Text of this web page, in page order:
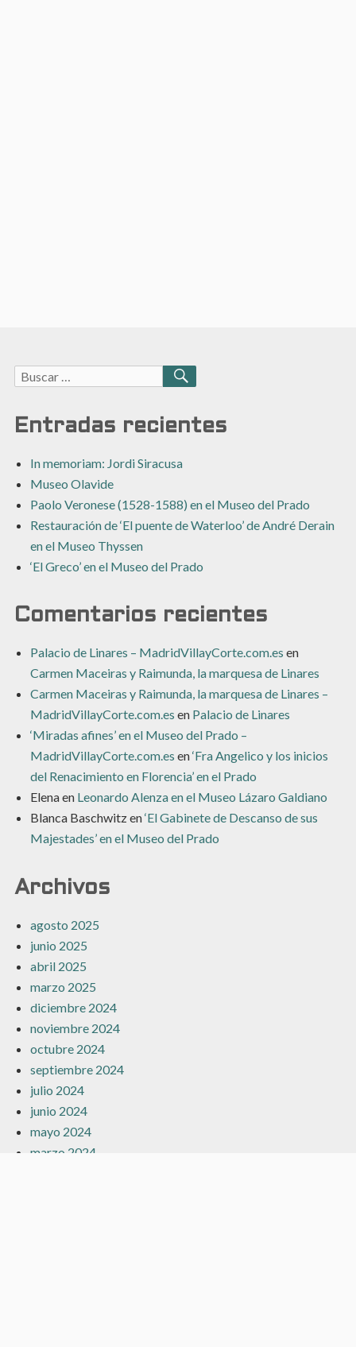
Buscar:
BUSCAR
Entradas recientes
In memoriam: Jordi Siracusa
Museo Olavide
Paolo Veronese (1528-1588) en el Museo del Prado
Restauración de ‘El puente de Waterloo’ de André Derain
en el Museo Thyssen
‘El Greco’ en el Museo del Prado
Comentarios recientes
Palacio de Linares – MadridVillayCorte.com.es en
Carmen Maceiras y Raimunda, la marquesa de Linares
Carmen Maceiras y Raimunda, la marquesa de Linares –
MadridVillayCorte.com.es en Palacio de Linares
‘Miradas afines’ en el Museo del Prado –
MadridVillayCorte.com.es en‘Fra Angelico y los inicios
del Renacimiento en Florencia’ en el Prado
Elenaen Leonardo Alenza en el Museo Lázaro Galdiano
Blanca Baschwitzen‘El Gabinete de Descanso de sus
Majestades’ en el Museo del Prado
Archivos
agosto 2025
junio 2025
abril 2025
marzo 2025
diciembre 2024
noviembre 2024
octubre 2024
septiembre 2024
julio 2024
junio 2024
mayo 2024
marzo 2024